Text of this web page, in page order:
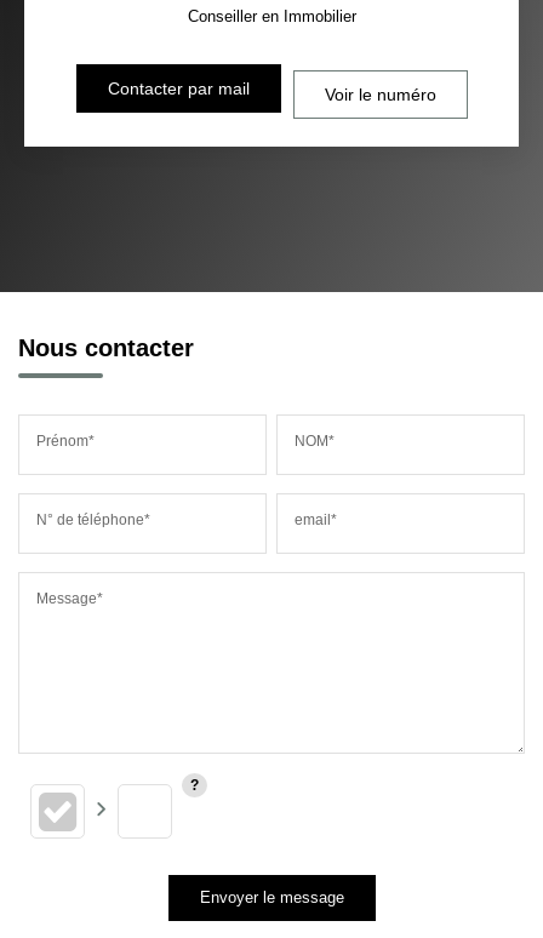
Conseiller en Immobilier
Contacter par mail Voir le numéro
Nous contacter
Prénom* NOM*
N° de téléphone* email*
Message*
Envoyer le message